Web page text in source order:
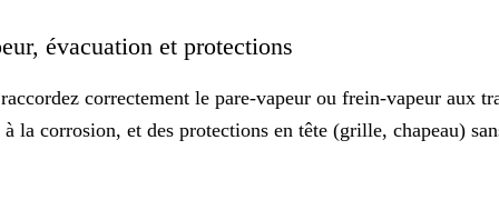
évacuation et protections
correctement le pare-vapeur ou frein-vapeur aux
la corrosion, et des protections en tête (grille, chapeau)